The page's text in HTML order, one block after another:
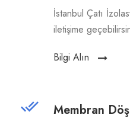
İstanbul Çatı
iletişime
Bilgi Alın
Membran